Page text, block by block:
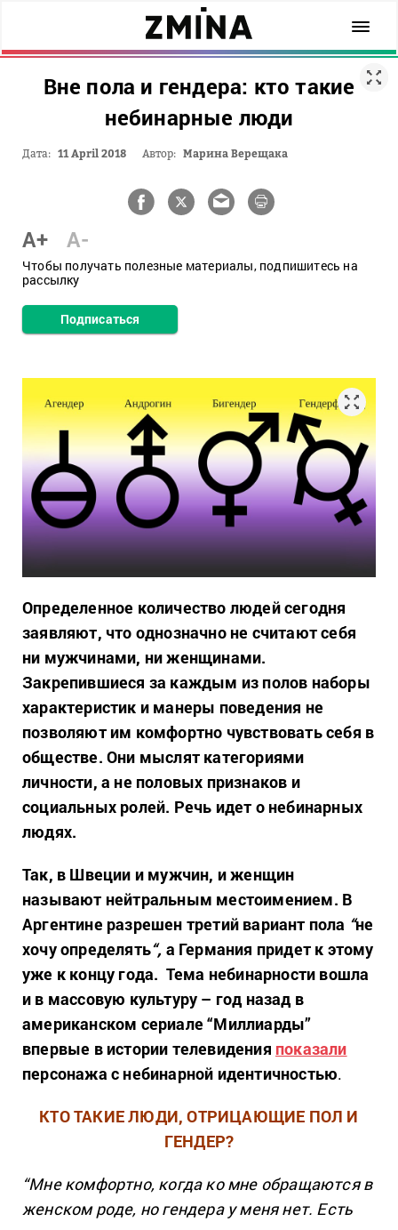
Вне пола и гендера: кто такие
небинарные люди
Дата: 11 April 2018 Автор: Марина Верещака
A+ A-
Чтобы получать полезные материалы, подпишитесь на
рассылку
Подписаться
Определенное количество людей сегодня
заявляют, что однозначно не считают себя
ни мужчинами, ни женщинами.
Закрепившиеся за каждым из полов наборы
характеристик и манеры поведения не
позволяют им комфортно чувствовать себя в
обществе. Они мыслят категориями
личности, а не половых признаков и
социальных ролей. Речь идет о небинарных
людях.
Так, в Швеции и мужчин, и женщин
называют нейтральным местоимением. В
Аргентине разрешен третий вариант пола “не
хочу определять“, а Германия придет к этому
уже к концу года. Тема небинарности вошла
и в массовую культуру – год назад в
американском сериале “Миллиарды”
впервые в истории телевидения показали
персонажа с небинарной идентичностью.
КТО ТАКИЕ ЛЮДИ, ОТРИЦАЮЩИЕ ПОЛ И
ГЕНДЕР?
“Мне комфортно, когда ко мне обращаются в
женском роде, но гендера у меня нет. Есть